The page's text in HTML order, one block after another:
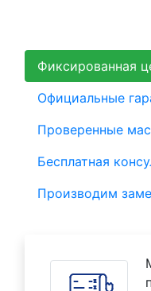
Фиксированная
Официальные
Проверенные
Бесплатная
Производим